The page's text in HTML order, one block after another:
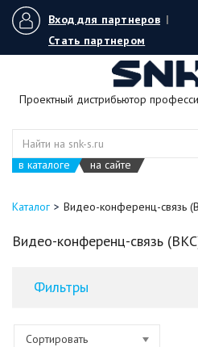
Вход для партнеров |
Стать партнером
Проектный дистрибьютор
в каталоге на сайте
Каталог Видео-конференц-связь
Видео-конференц-связь
Фильтры
Сортировать